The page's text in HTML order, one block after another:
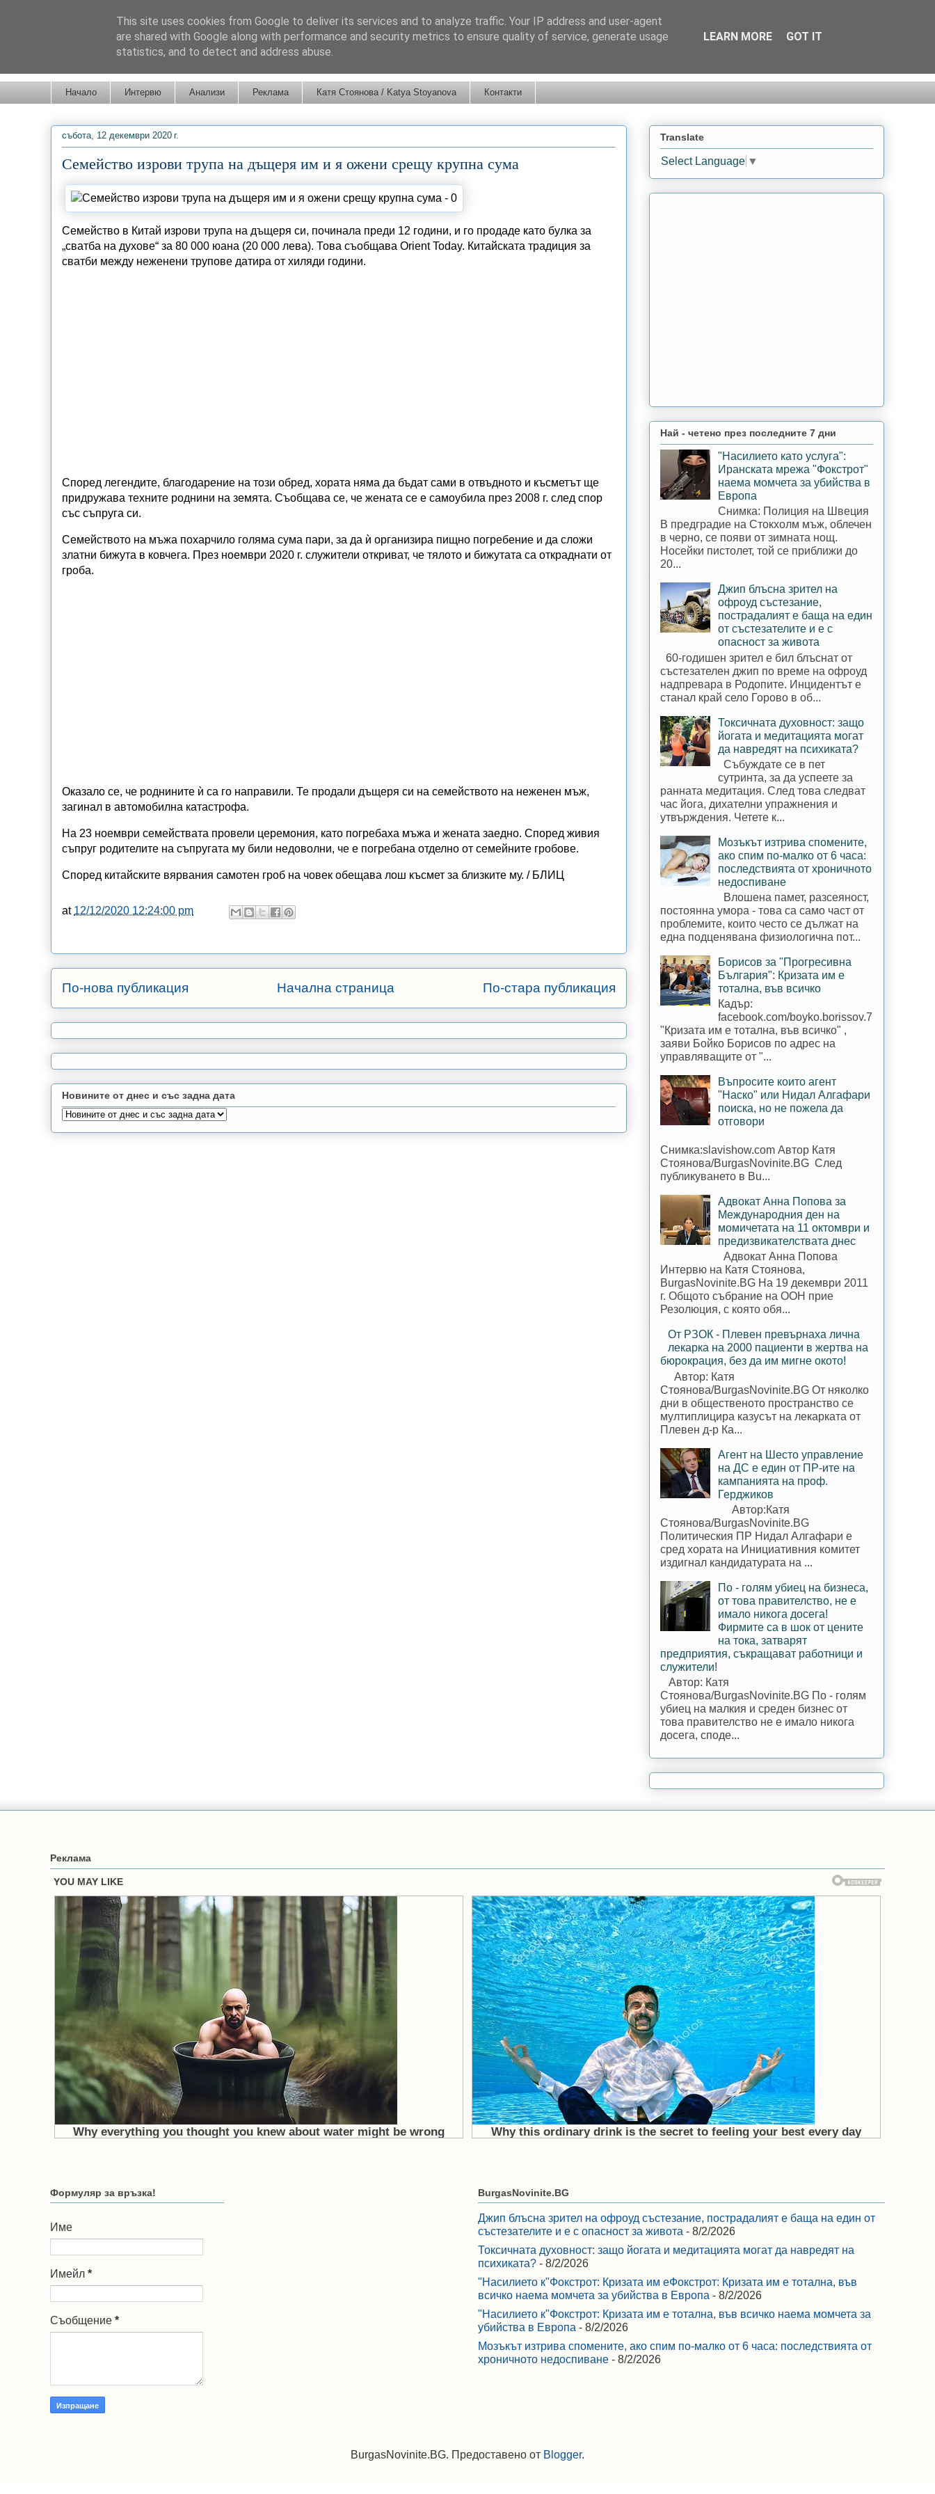
Начало Интервю Анализи Реклама Катя Стоянова / Katya Stoyanova Контакти
събота, 12 декември 2020 г.
Семейство изрови трупа на дъщеря им и я ожени срещу крупна сума
Семейство в Китай изрови трупа на дъщеря си, починала преди 12 години, и го продаде като булка за
„сватба на духове“ за 80 000 юана (20 000 лева). Това съобщава Orient Today. Китайската традиция за
сватби между неженени трупове датира от хиляди години.
Според легендите, благодарение на този обред, хората няма да бъдат сами в отвъдното и късметът ще
придружава техните роднини на земята. Съобщава се, че жената се е самоубила през 2008 г. след спор
със съпруга си.
Семейството на мъжа похарчило голяма сума пари, за да ѝ организира пищно погребение и да сложи
златни бижута в ковчега. През ноември 2020 г. служители откриват, че тялото и бижутата са откраднати от
гроба.
Оказало се, че роднините ѝ са го направили. Те продали дъщеря си на семейството на неженен мъж,
загинал в автомобилна катастрофа.
На 23 ноември семействата провели церемония, като погребаха мъжа и жената заедно. Според живия
съпруг родителите на съпругата му били недоволни, че е погребана отделно от семейните гробове.
Според китайските вярвания самотен гроб на човек обещава лош късмет за близките му. / БЛИЦ
at 12/12/2020 12:24:00 pm
По-нова публикация По-стара публикация
Начална страница
Новините от днес и със задна дата
Translate
Select Language ▼
Най - четено през последните 7 дни
"Насилието като услуга":
Иранската мрежа "Фокстрот"
наема момчета за убийства в
Европа
Снимка: Полиция на Швеция
В предградие на Стокхолм мъж, облечен
в черно, се появи от зимната нощ.
Носейки пистолет, той се приближи до
20...
Джип блъсна зрител на
офроуд състезание,
пострадалият е баща на един
от състезателите и е с
опасност за живота
60-годишен зрител е бил блъснат от
състезателен джип по време на офроуд
надпревара в Родопите. Инцидентът е
станал край село Горово в об...
Токсичната духовност: защо
йогата и медитацията могат
да навредят на психиката?
Събуждате се в пет
сутринта, за да успеете за
ранната медитация. След това следват
час йога, дихателни упражнения и
утвърждения. Четете к...
Мозъкът изтрива спомените,
ако спим по-малко от 6 часа:
последствията от хроничното
недоспиване
Влошена памет, разсеяност,
постоянна умора - това са само част от
проблемите, които често се дължат на
една подценявана физиологична пот...
Борисов за "Прогресивна
България": Кризата им е
тотална, във всичко
Кадър:
facebook.com/boyko.borissov.7
"Кризата им е тотална, във всичко" ,
заяви Бойко Борисов по адрес на
управляващите от "...
Въпросите които агент
"Наско" или Нидал Алгафари
поиска, но не пожела да
отговори
Снимка:slavishow.com Автор Катя
Стоянова/BurgasNovinite.BG След
публикуването в Bu...
Адвокат Анна Попова за
Международния ден на
момичетата на 11 октомври и
предизвикателствата днес
Адвокат Анна Попова
Интервю на Катя Стоянова,
BurgasNovinite.BG На 19 декември 2011
г. Общото събрание на ООН прие
Резолюция, с която обя...
От РЗОК - Плевен превърнаха лична
лекарка на 2000 пациенти в жертва на
бюрокрация, без да им мигне окото!
Автор: Катя
Стоянова/BurgasNovinite.BG От няколко
дни в общественото пространство се
мултиплицира казусът на лекарката от
Плевен д-р Ка...
Агент на Шесто управление
на ДС е един от ПР-ите на
кампанията на проф.
Герджиков
Автор:Катя
Стоянова/BurgasNovinite.BG
Политическия ПР Нидал Алгафари е
сред хората на Инициативния комитет
издигнал кандидатурата на ...
По - голям убиец на бизнеса,
от това правителство, не е
имало никога досега!
Фирмите са в шок от цените
на тока, затварят
предприятия, съкращават работници и
служители!
Автор: Катя
Стоянова/BurgasNovinite.BG По - голям
убиец на малкия и среден бизнес от
това правителство не е имало никога
досега, споде...
Реклама
Формуляр за връзка!
Име
Имейл *
Съобщение *
BurgasNovinite.BG
Джип блъсна зрител на офроуд състезание, пострадалият е баща на един от
състезателите и е с опасност за живота - 8/2/2026
Токсичната духовност: защо йогата и медитацията могат да навредят на
психиката? - 8/2/2026
"Насилието к"Фокстрот: Кризата им еФокстрот: Кризата им е тотална, във
всичко наема момчета за убийства в Европа - 8/2/2026
"Насилието к"Фокстрот: Кризата им е тотална, във всичко наема момчета за
убийства в Европа - 8/2/2026
Мозъкът изтрива спомените, ако спим по-малко от 6 часа: последствията от
хроничното недоспиване - 8/2/2026
BurgasNovinite.BG. Предоставено от Blogger.
This site uses cookies from Google to deliver its services and to analyze traffic. Your IP address and user-agent
are shared with Google along with performance and security metrics to ensure quality of service, generate usage
statistics, and to detect and address abuse.
LEARN MORE GOT IT